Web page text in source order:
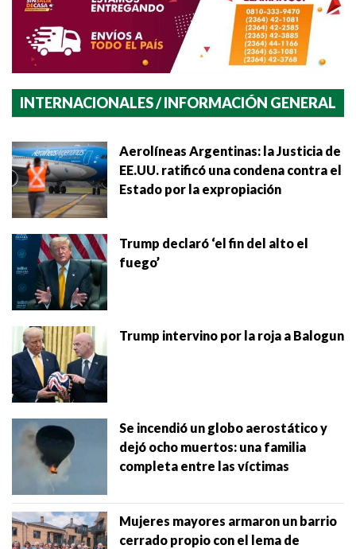
INTERNACIONALES / INFORMACIÓN GENERAL
Aerolíneas Argentinas: la Justicia de
EE.UU. ratificó una condena contra el
Estado por la expropiación
Trump declaró ‘el fin del alto el
fuego’
Trump intervino por la roja a Balogun
Se incendió un globo aerostático y
dejó ocho muertos: una familia
completa entre las víctimas
Mujeres mayores armaron un barrio
cerrado propio con el lema de